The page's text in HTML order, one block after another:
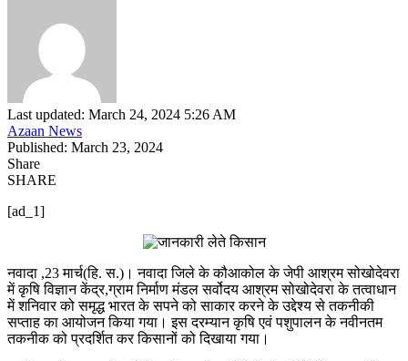
Last updated: March 24, 2024 5:26 AM
Azaan News
Published: March 23, 2024
Share
SHARE
[ad_1]
नवादा ,23 मार्च(हि. स.)। नवादा जिले के कौआकोल के जेपी आश्रम सोखोदेवरा
में कृषि विज्ञान केंद्र,ग्राम निर्माण मंडल सर्वोदय आश्रम सोखोदेवरा के तत्वाधान
में शनिवार को समृद्ध भारत के सपने को साकार करने के उद्देश्य से तकनीकी
सप्ताह का आयोजन किया गया। इस दरम्यान कृषि एवं पशुपालन के नवीनतम
तकनीक को प्रदर्शित कर किसानों को दिखाया गया।